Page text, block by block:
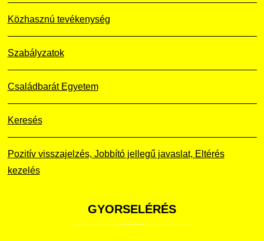
Közhasznú tevékenység
Szabályzatok
Családbarát Egyetem
Keresés
Pozitív visszajelzés, Jobbító jellegű javaslat, Eltérés
kezelés
GYORSELÉRÉS